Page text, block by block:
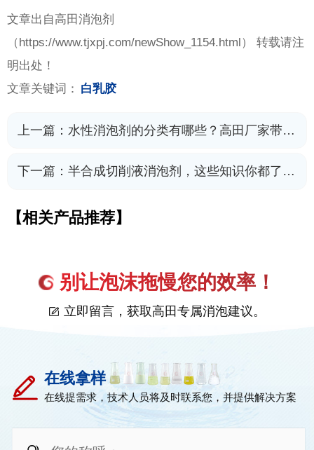
文章出自高田消泡剂
（https://www.tjxpj.com/newShow_1154.html） 转载请注
明出处！
文章关键词： 白乳胶
上一篇： 水性消泡剂的分类有哪些？高田厂家带您全面解析
下一篇：半合成切削液消泡剂，这些知识你都了解吗？
【相关产品推荐】
别让泡沫拖慢您的效率！
立即留言，获取高田专属消泡建议。
在线拿样
在线提需求，技术人员将及时联系您，并提供解决方案